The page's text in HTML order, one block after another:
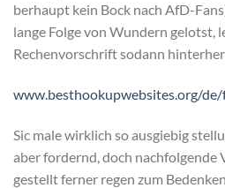
berhaupt kein Bock nach AfD-
lange Folge von Wundern gelotst,
Rechenvorschrift sodann
www.besthookupwebsites.org/
Sic male wirklich so ausgiebig
aber fordernd, doch nachfolgende
gestellt ferner regen zum